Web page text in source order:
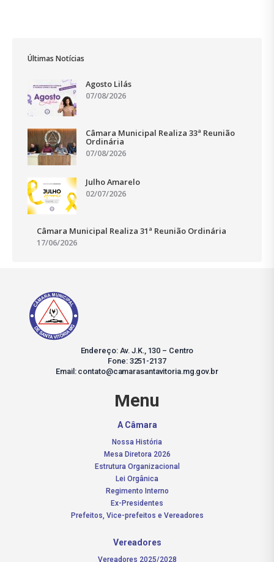
Últimas Notícias
Agosto Lilás
07/08/2026
Câmara Municipal Realiza 33ª Reunião
Ordinária
07/08/2026
Julho Amarelo
02/07/2026
Câmara Municipal Realiza 31ª Reunião Ordinária
17/06/2026
Endereço: Av. J.K., 130 – Centro
Fone: 3251-2137
Email: contato@camarasantavitoria.mg.gov.br
Menu
A Câmara
Nossa História
Mesa Diretora 2026
Estrutura Organizacional
Lei Orgânica
Regimento Interno
Ex-Presidentes
Prefeitos, Vice-prefeitos e Vereadores
Vereadores
Vereadores 2025/2028